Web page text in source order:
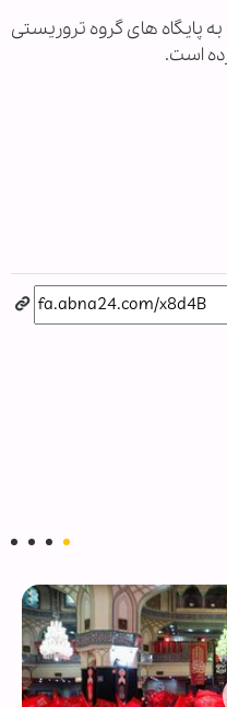
پایگاه های گروه تروریستی
است.